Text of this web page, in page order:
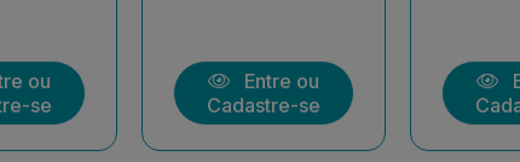
ou
se
Entre ou
Cadastre-se